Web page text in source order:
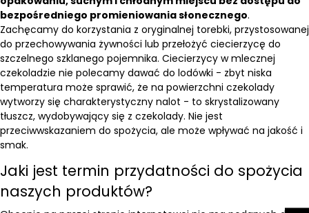
bezpośredniego promieniowania słonecznego.
Zachęcamy do korzystania z oryginalnej torebki, przystosowanej
do przechowywania żywności lub przełożyć ciecierzycę do
szczelnego szklanego pojemnika. Ciecierzycy w mlecznej
czekoladzie nie polecamy dawać do lodówki - zbyt niska
temperatura może sprawić, że na powierzchni czekolady
wytworzy się charakterystyczny nalot - to skrystalizowany
tłuszcz, wydobywający się z czekolady. Nie jest
przeciwwskazaniem do spożycia, ale może wpływać na jakość i
smak.
Jaki jest termin przydatności do spożycia
naszych produktów?